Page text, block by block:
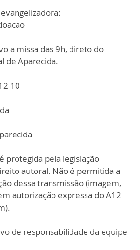
a missa das 9h, direto do
de Aparecida.
10
protegida pela legislação
autoral. Não é permitida a
dessa transmissão (imagem,
autorização expressa do A12
de responsabilidade da equipe